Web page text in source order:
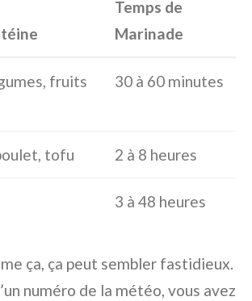
Temps de
Marinade
fruits
30 à 60 minutes
tofu 2 à 8 heures
3 à 48 heures
ça, ça peut sembler fastidieux.
numéro de la météo, vous avez